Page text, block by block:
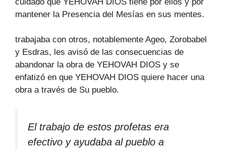
mantener la Presencia del Mesías en sus mentes.
trabajaba con otros, notablemente Ageo, Zorobabel
y Esdras, les avisó de las consecuencias de
abandonar la obra de YEHOVAH DIOS y se
enfatizó en que YEHOVAH DIOS quiere hacer una
obra a través de Su pueblo.
El trabajo de estos profetas era
efectivo y ayudaba al pueblo a